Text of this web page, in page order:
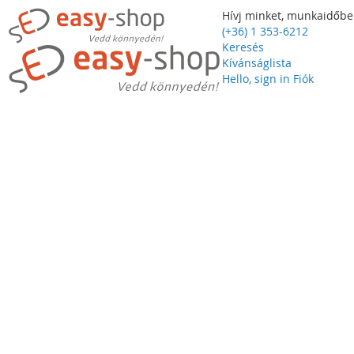
Hívj minket,
(+36) 1 353-6212
Keresés
Kívánságlista
Hello, sign in Fiók